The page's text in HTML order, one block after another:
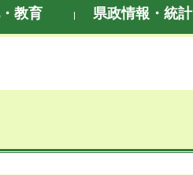
教育 県政情報・統計